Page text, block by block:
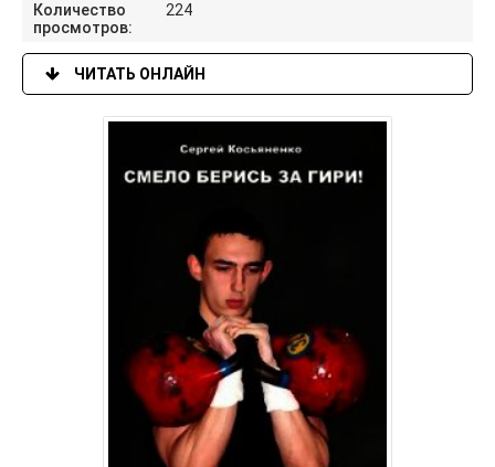
Количество
просмотров:
224
ЧИТАТЬ ОНЛАЙН